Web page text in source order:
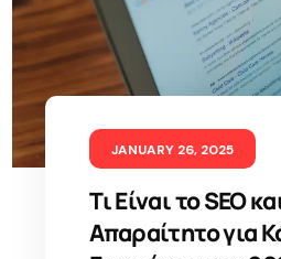
JANUARY 26, 2025
Τι Είναι το SEO
Απαραίτητο για